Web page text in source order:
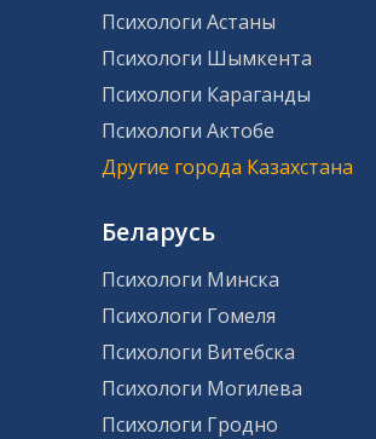
Психологи Астаны
Психологи Шымкента
Психологи Караганды
Психологи Актобе
Другие города Казахстана
Беларусь
Психологи Минска
Психологи Гомеля
Психологи Витебска
Психологи Могилева
Психологи Гродно